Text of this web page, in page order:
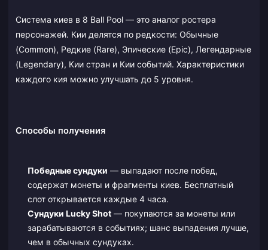
Система киев в 8 Ball Pool — это аналог ростера
персонажей. Кии делятся по редкости: Обычные
(Common), Редкие (Rare), Эпические (Epic), Легендарные
(Legendary), Кии стран и Кии событий. Характеристики
каждого кия можно улучшать до 5 уровня.
Способы получения
Победные сундуки — выпадают после побед,
содержат монеты и фрагменты киев. Бесплатный
слот открывается каждые 4 часа.
Сундуки Lucky Shot— покупаются за монеты или
зарабатываются в событиях; шанс выпадения лучше,
чем в обычных сундуках.